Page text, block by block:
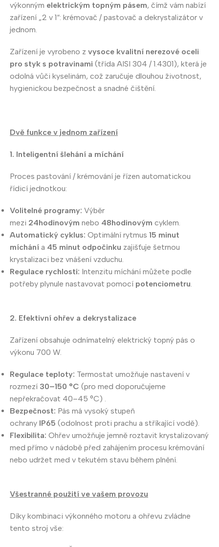
výkonným elektrickým topným pásem, čímž vám nabízí
zařízení „2 v 1“: krémovač / pastovač a dekrystalizátor v
jednom.
Zařízení je vyrobeno z vysoce kvalitní nerezové oceli
pro styk s potravinami (třída AISI 304 / 1.4301), která je
odolná vůči kyselinám, což zaručuje dlouhou životnost,
hygienickou bezpečnost a snadné čištění.
Dvě funkce v jednom zařízení
1. Inteligentní šlehání a míchání
Proces pastování / krémování je řízen automatickou
řídicí jednotkou:
Volitelné programy: Výběr
mezi 24hodinovým nebo 48hodinovým cyklem.
Automatický cyklus: Optimální rytmus 15 minut
míchání a 45 minut odpočinku zajišťuje šetrnou
krystalizaci bez vnášení vzduchu.
Regulace rychlosti: Intenzitu míchání můžete podle
potřeby plynule nastavovat pomocí potenciometru
2. Efektivní ohřev a dekrystalizace
Zařízení obsahuje odnímatelný elektrický topný pás o
výkonu 700 W.
Regulace teploty: Termostat umožňuje nastavení v
rozmezí 30–150 °C (pro med doporučujeme
nepřekračovat 40–45 °C) .
Bezpečnost: Pás má vysoký stupeň
ochrany IP65 (odolnost proti prachu a stříkající vodě).
Flexibilita: Ohřev umožňuje jemně roztavit krystalizovaný
med přímo v nádobě před zahájením procesu krémování
nebo udržet med v tekutém stavu během plnění.
Všestranné použití ve vašem provozu
Díky kombinaci výkonného motoru a ohřevu zvládne
tento stroj vše: